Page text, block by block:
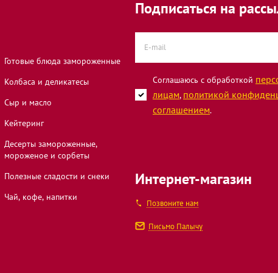
45
1А
Готовые блюда замороженные
Колбаса и деликатесы
Сыр и масло
Кейтеринг
Десерты замороженные,
мороженое и сорбеты
Полезные сладости и снеки
Чай, кофе, напитки
Подписаться на
Соглашаюсь с обработкой
лицам, политикой
соглашением.
Интернет-магазин
Позвоните нам
Письмо Палычу